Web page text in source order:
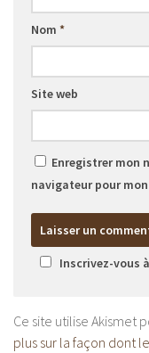
Nom *
Site web
Enregistrer mon
navigateur pour
Inscrivez-vous
Ce site utilise Akismet
plus sur la façon dont